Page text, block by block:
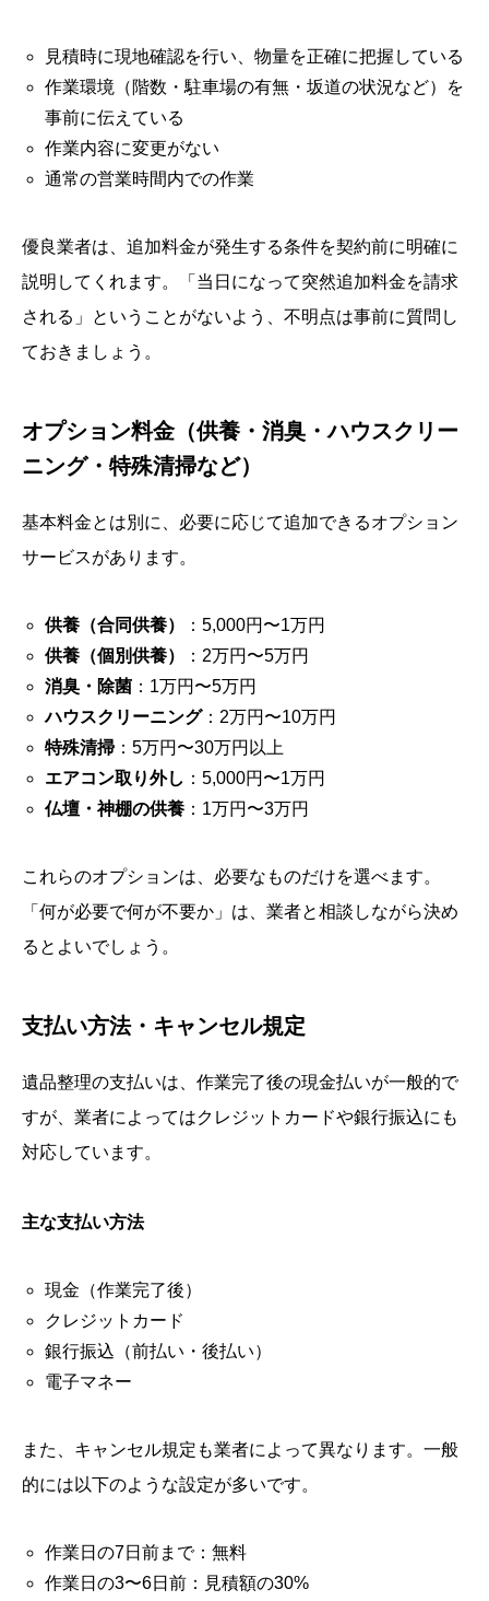
見積時に現地確認を行い、物量を正確に把握している
作業環境（階数・駐車場の有無・坂道の状況など）を
事前に伝えている
作業内容に変更がない
通常の営業時間内での作業
優良業者は、追加料金が発生する条件を契約前に明確に
説明してくれます。「当日になって突然追加料金を請求
される」ということがないよう、不明点は事前に質問し
ておきましょう。
オプション料金（供養・消臭・ハウスクリー
ニング・特殊清掃など）
基本料金とは別に、必要に応じて追加できるオプション
サービスがあります。
供養（合同供養）
：5,000円〜1万円
供養（個別供養）
：2万円〜5万円
消臭・除菌：1万円〜5万円
ハウスクリーニング：2万円〜10万円
特殊清掃：5万円〜30万円以上
エアコン取り外し ：5,000円〜1万円
仏壇・神棚の供養：1万円〜3万円
これらのオプションは、必要なものだけを選べます。
「何が必要で何が不要か」は、業者と相談しながら決め
るとよいでしょう。
支払い方法・キャンセル規定
遺品整理の支払いは、作業完了後の現金払いが一般的で
すが、業者によってはクレジットカードや銀行振込にも
対応しています。
主な支払い方法
現金（作業完了後）
クレジットカード
銀行振込（前払い・後払い）
電子マネー
また、キャンセル規定も業者によって異なります。一般
的には以下のような設定が多いです。
作業日の7日前まで：無料
作業日の3〜6日前：見積額の30%